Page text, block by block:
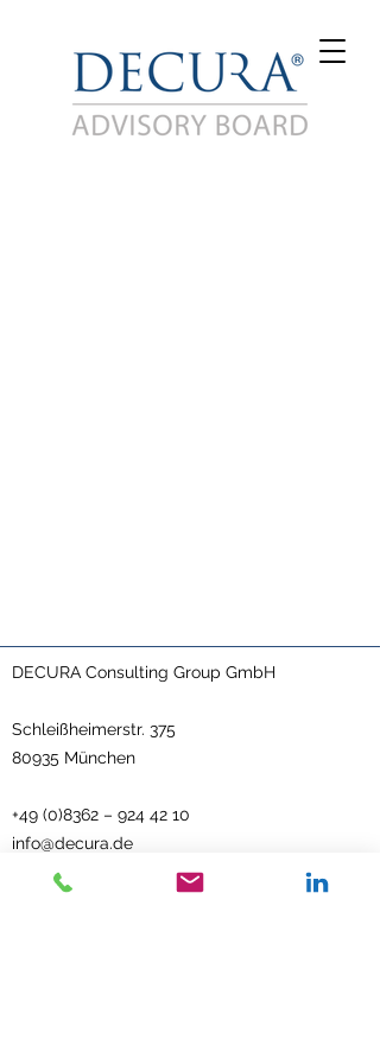
DECURA Consulting Group GmbH
Schleißheimerstr. 375
80935 München
+49 (0)8362 – 924 42 10
info@decura.de
Reichenstraße 2-4